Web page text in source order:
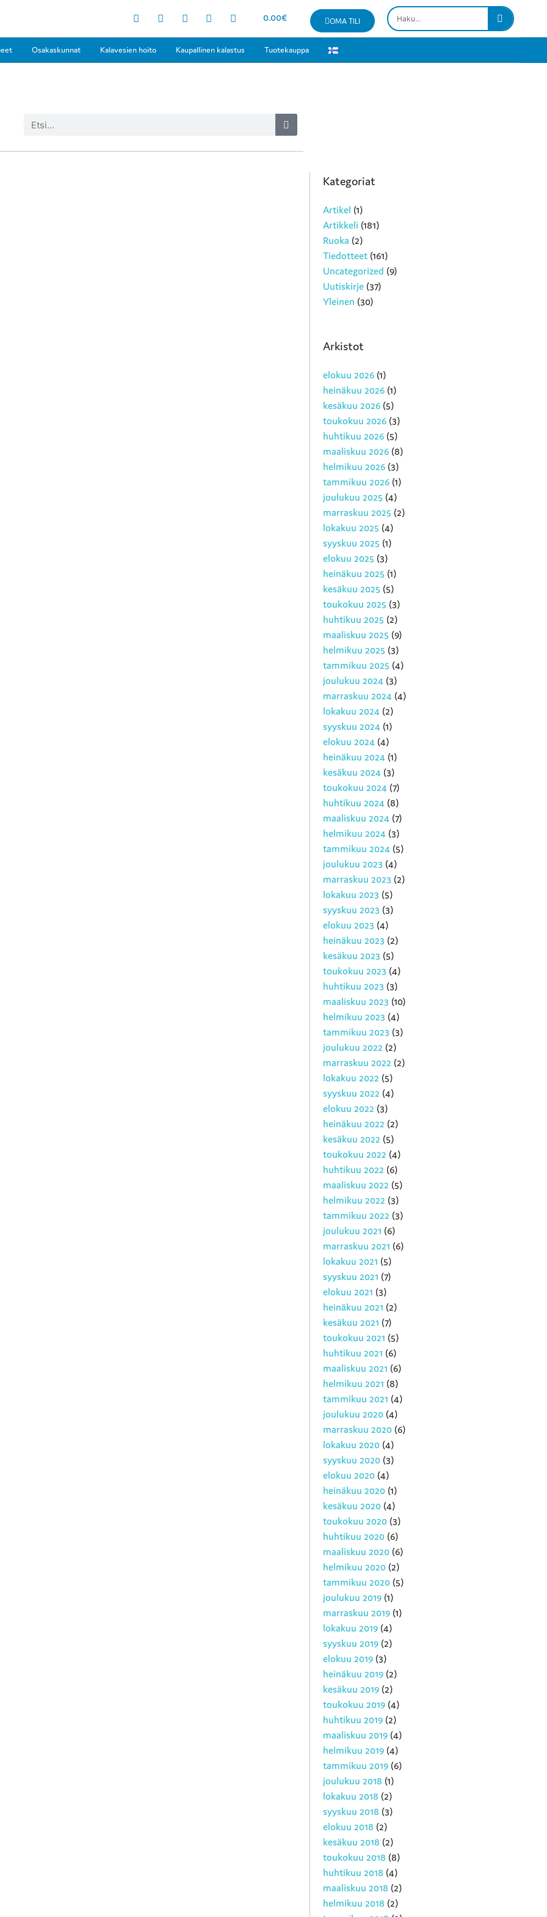
0.00€ OMA TILI
Osakaskunnat Kalavesien hoito Kaupallinen kalastus Tuotekauppa
Kategoriat
Artikel (1)
Artikkeli (181)
Ruoka (2)
Tiedotteet (161)
Uncategorized (9)
Uutiskirje (37)
Yleinen (30)
Arkistot
elokuu 2026 (1)
heinäkuu 2026 (1)
kesäkuu 2026 (5)
toukokuu 2026 (3)
huhtikuu 2026 (5)
maaliskuu 2026 (8)
helmikuu 2026 (3)
tammikuu 2026 (1)
joulukuu 2025 (4)
marraskuu 2025 (2)
lokakuu 2025 (4)
syyskuu 2025 (1)
elokuu 2025 (3)
heinäkuu 2025 (1)
kesäkuu 2025 (5)
toukokuu 2025 (3)
huhtikuu 2025 (2)
maaliskuu 2025 (9)
helmikuu 2025 (3)
tammikuu 2025 (4)
joulukuu 2024 (3)
marraskuu 2024 (4)
lokakuu 2024 (2)
syyskuu 2024 (1)
elokuu 2024 (4)
heinäkuu 2024 (1)
kesäkuu 2024 (3)
toukokuu 2024 (7)
huhtikuu 2024 (8)
maaliskuu 2024 (7)
helmikuu 2024 (3)
tammikuu 2024 (5)
joulukuu 2023 (4)
marraskuu 2023 (2)
lokakuu 2023 (5)
syyskuu 2023 (3)
elokuu 2023 (4)
heinäkuu 2023 (2)
kesäkuu 2023 (5)
toukokuu 2023 (4)
huhtikuu 2023 (3)
maaliskuu 2023 (10)
helmikuu 2023 (4)
tammikuu 2023 (3)
joulukuu 2022 (2)
marraskuu 2022 (2)
lokakuu 2022 (5)
syyskuu 2022 (4)
elokuu 2022 (3)
heinäkuu 2022 (2)
kesäkuu 2022 (5)
toukokuu 2022 (4)
huhtikuu 2022 (6)
maaliskuu 2022 (5)
helmikuu 2022 (3)
tammikuu 2022 (3)
joulukuu 2021 (6)
marraskuu 2021 (6)
lokakuu 2021 (5)
syyskuu 2021 (7)
elokuu 2021 (3)
heinäkuu 2021 (2)
kesäkuu 2021 (7)
toukokuu 2021 (5)
huhtikuu 2021 (6)
maaliskuu 2021 (6)
helmikuu 2021 (8)
tammikuu 2021 (4)
joulukuu 2020 (4)
marraskuu 2020 (6)
lokakuu 2020 (4)
syyskuu 2020 (3)
elokuu 2020 (4)
heinäkuu 2020 (1)
kesäkuu 2020 (4)
toukokuu 2020 (3)
huhtikuu 2020 (6)
maaliskuu 2020 (6)
helmikuu 2020 (2)
tammikuu 2020 (5)
joulukuu 2019 (1)
marraskuu 2019 (1)
lokakuu 2019 (4)
syyskuu 2019 (2)
elokuu 2019 (3)
heinäkuu 2019 (2)
kesäkuu 2019 (2)
toukokuu 2019 (4)
huhtikuu 2019 (2)
maaliskuu 2019 (4)
helmikuu 2019 (4)
tammikuu 2019 (6)
joulukuu 2018 (1)
lokakuu 2018 (2)
syyskuu 2018 (3)
elokuu 2018 (2)
kesäkuu 2018 (2)
toukokuu 2018 (8)
huhtikuu 2018 (4)
maaliskuu 2018 (2)
helmikuu 2018 (2)